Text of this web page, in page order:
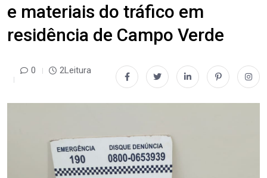
e materiais do tráfico em
residência de Campo Verde
0 2Leitura